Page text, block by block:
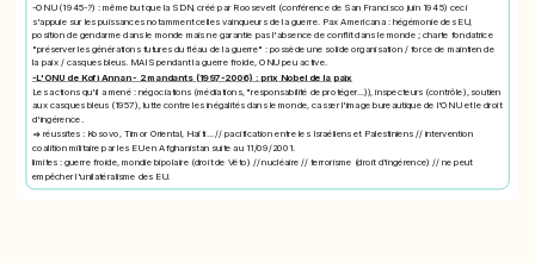
-ONU (1945-?) : même but que la SDN, créé par Roosevelt (conférence de San Francisco juin 1945) ceci
s'appuie sur les puissances notamment celles vainqueurs de la guerre. Pax Americana : hégémonie des EU,
position de gendarme dans le monde mais ne garantie pas l'absence de conflit dans le monde ; charte fondatrice
"préserver les générations futures du fléau de la guerre" : possède une solide organisation / force de maintien de
la paix / casques bleus. MAIS pendant la guerre froide, ONU peu active.
-L'ONU de Kofi Annan - 2 mandants (1997-2006) : prix Nobel de la paix
Les actions qu'il a mené : négociations (médiations, "responsabilité de protéger...)), inspecteurs (contrôle), soutien
aux casques bleus (1957), lutte contre les inégalités dans le monde, casser l'image bureautique de l'ONU et le droit
d'ingérence.
=> réussites : Kosovo, Timor Oriental, Haïti... // pacification entre les Israéliens et Palestiniens // intervention
coalition militaire par les EU en Afghanistan suite au 11/09/2001.
limites : guerre froide, mondie bipolaire (droit de Véto) // nucléaire // terrorisme (droit d'ingérence) // ne peut
empêcher l'unilatéralisme des EU.